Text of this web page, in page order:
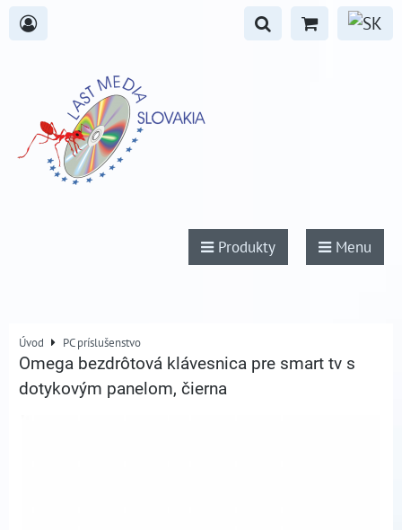
Produkty Menu
Úvod PC príslušenstvo
Omega bezdrôtová klávesnica pre smart tv s
dotykovým panelom, čierna